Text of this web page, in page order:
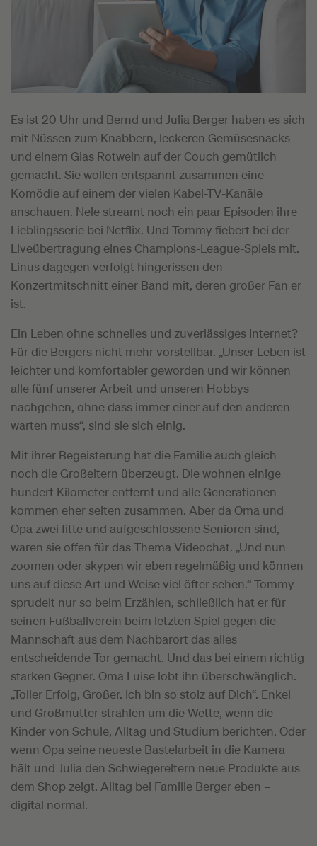
Es ist 20 Uhr und Bernd und Julia Berger haben es sich
mit Nüssen zum Knabbern, leckeren Gemüsesnacks
und einem Glas Rotwein auf der Couch gemütlich
gemacht. Sie wollen entspannt zusammen eine
Komödie auf einem der vielen Kabel-TV-Kanäle
anschauen. Nele streamt noch ein paar Episoden ihre
Lieblingsserie bei Netflix. Und Tommy fiebert bei der
Liveübertragung eines Champions-League-Spiels mit.
Linus dagegen verfolgt hingerissen den
Konzertmitschnitt einer Band mit, deren großer Fan er
ist.
Ein Leben ohne schnelles und zuverlässiges Internet?
Für die Bergers nicht mehr vorstellbar. „Unser Leben ist
leichter und komfortabler geworden und wir können
alle fünf unserer Arbeit und unseren Hobbys
nachgehen, ohne dass immer einer auf den anderen
warten muss“, sind sie sich einig.
Mit ihrer Begeisterung hat die Familie auch gleich
noch die Großeltern überzeugt. Die wohnen einige
hundert Kilometer entfernt und alle Generationen
kommen eher selten zusammen. Aber da Oma und
Opa zwei fitte und aufgeschlossene Senioren sind,
waren sie offen für das Thema Videochat. „Und nun
zoomen oder skypen wir eben regelmäßig und können
uns auf diese Art und Weise viel öfter sehen.“ Tommy
sprudelt nur so beim Erzählen, schließlich hat er für
seinen Fußballverein beim letzten Spiel gegen die
Mannschaft aus dem Nachbarort das alles
entscheidende Tor gemacht. Und das bei einem richtig
starken Gegner. Oma Luise lobt ihn überschwänglich.
„Toller Erfolg, Großer. Ich bin so stolz auf Dich“. Enkel
und Großmutter strahlen um die Wette, wenn die
Kinder von Schule, Alltag und Studium berichten. Oder
wenn Opa seine neueste Bastelarbeit in die Kamera
hält und Julia den Schwiegereltern neue Produkte aus
dem Shop zeigt. Alltag bei Familie Berger eben –
digital normal.